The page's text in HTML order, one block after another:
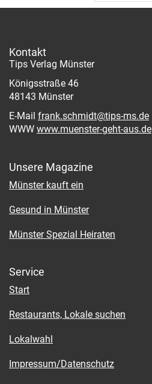
Kontakt
Tips Verlag Münster
Königsstraße 46
48143 Münster
E-Mail frank.schmidt@tips-ms.de
WWW www.muenster-geht-aus.de
Unsere Magazine
Münster kauft ein
Gesund in Münster
Münster Spezial Heiraten
Service
Start
Restaurants, Lokale suchen
Lokalwahl
Impressum/Datenschutz